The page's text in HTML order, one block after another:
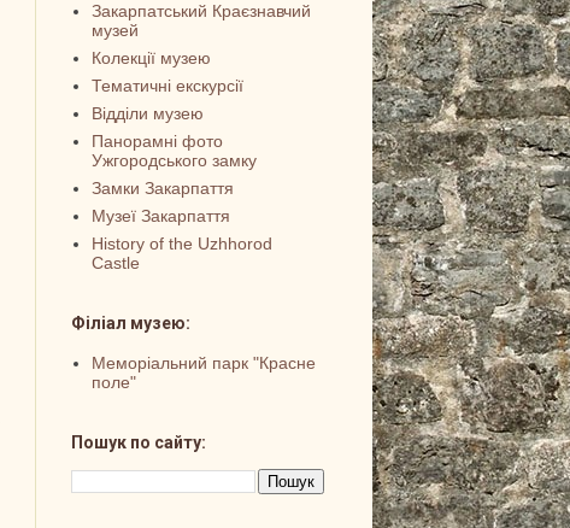
Закарпатський Краєзнавчий
музей
Колекції музею
Тематичні екскурсії
Відділи музею
Панорамні фото
Ужгородського замку
Замки Закарпаття
Музеї Закарпаття
History of the Uzhhorod
Castle
Філіал музею:
Меморіальний парк "Красне
поле"
Пошук по сайту: